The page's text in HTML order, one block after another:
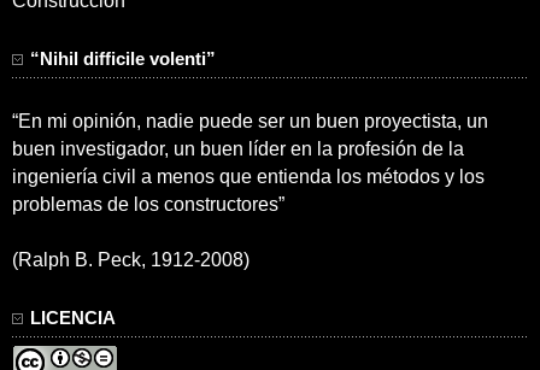
“Nihil difficile volenti”
“En mi opinión, nadie puede ser un buen proyectista, un
buen investigador, un buen líder en la profesión de la
ingeniería civil a menos que entienda los métodos y los
problemas de los constructores”
(Ralph B. Peck, 1912-2008)
LICENCIA